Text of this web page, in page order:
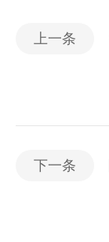
上一条
下一条